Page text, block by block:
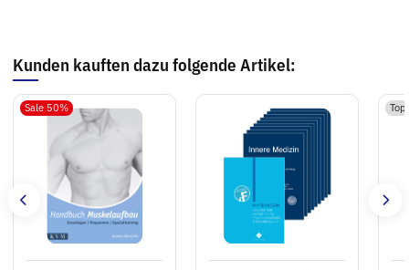
Kunden kauften dazu folgende Artikel:
Sale 50% Top